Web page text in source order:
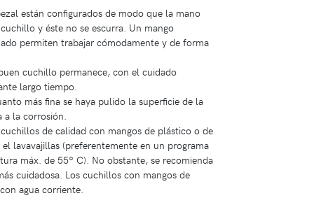
están configurados de modo que la mano
y éste no se escurra. Un mango
permiten trabajar cómodamente y de forma
cuchillo permanece, con el cuidado
largo tiempo.
más fina se haya pulido la superficie de la
a la corrosión.
de calidad con mangos de plástico o de
lavavajillas (preferentemente en un programa
máx. de 55º C). No obstante, se recomienda
cuidadosa. Los cuchillos con mangos de
agua corriente.